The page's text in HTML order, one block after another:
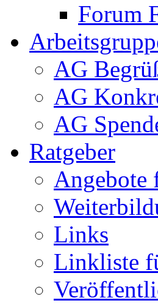
Forum
AG
AG
AG
Ratgeber
Angebote
Links
Linkliste